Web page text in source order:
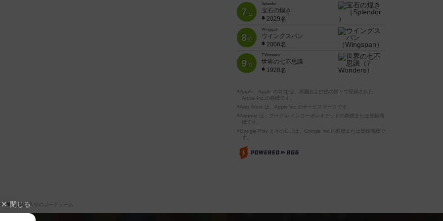
7位
Splendor
宝石の煌き
2029名
8位
Wingspan
ウイングスパン
2006名
9位
7 Wonders
世界の七不思議
1920名
※Apple、Apple のロゴ は、米国および他の国々で登録された
Apple Inc.の商標です。
※App Store は、Apple Inc.のサービスマークです。
※Android は、グーグル インコーポレイテッドの商標または登録商
標です。
※Google Play とそのロゴは、Google Inc.の商標または登録商標で
す。
お気に入りのボードゲーム
閉じる